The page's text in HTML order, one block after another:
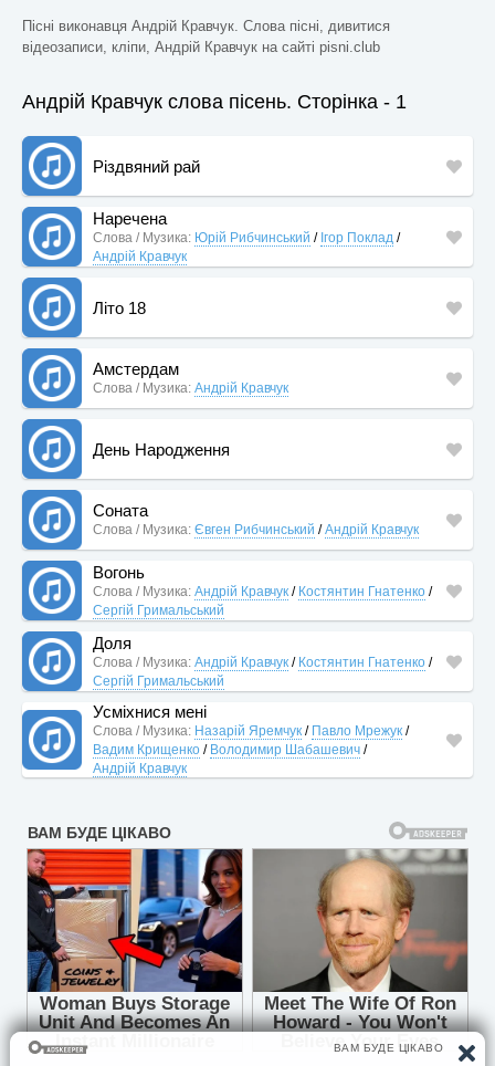
Пісні виконавця Андрій Кравчук. Слова пісні, дивитися
відеозаписи, кліпи, Андрій Кравчук на сайті pisni.club
Андрій Кравчук слова пісень. Сторінка - 1
Різдвяний рай
Наречена
Слова / Музика: Юрій Рибчинський / Ігор Поклад /
Андрій Кравчук
Літо 18
Амстердам
Слова / Музика: Андрій Кравчук
День Народження
Соната
Слова / Музика: Євген Рибчинський /Андрій Кравчук
Вогонь
Слова / Музика: Андрій Кравчук / Костянтин Гнатенко /
Сергій Гримальський
Доля
Слова / Музика: Андрій Кравчук / Костянтин Гнатенко /
Сергій Гримальський
Усміхнися мені
Слова / Музика: Назарій Яремчук / Павло Мрежук /
Вадим Крищенко / Володимир Шабашевич /
Андрій Кравчук